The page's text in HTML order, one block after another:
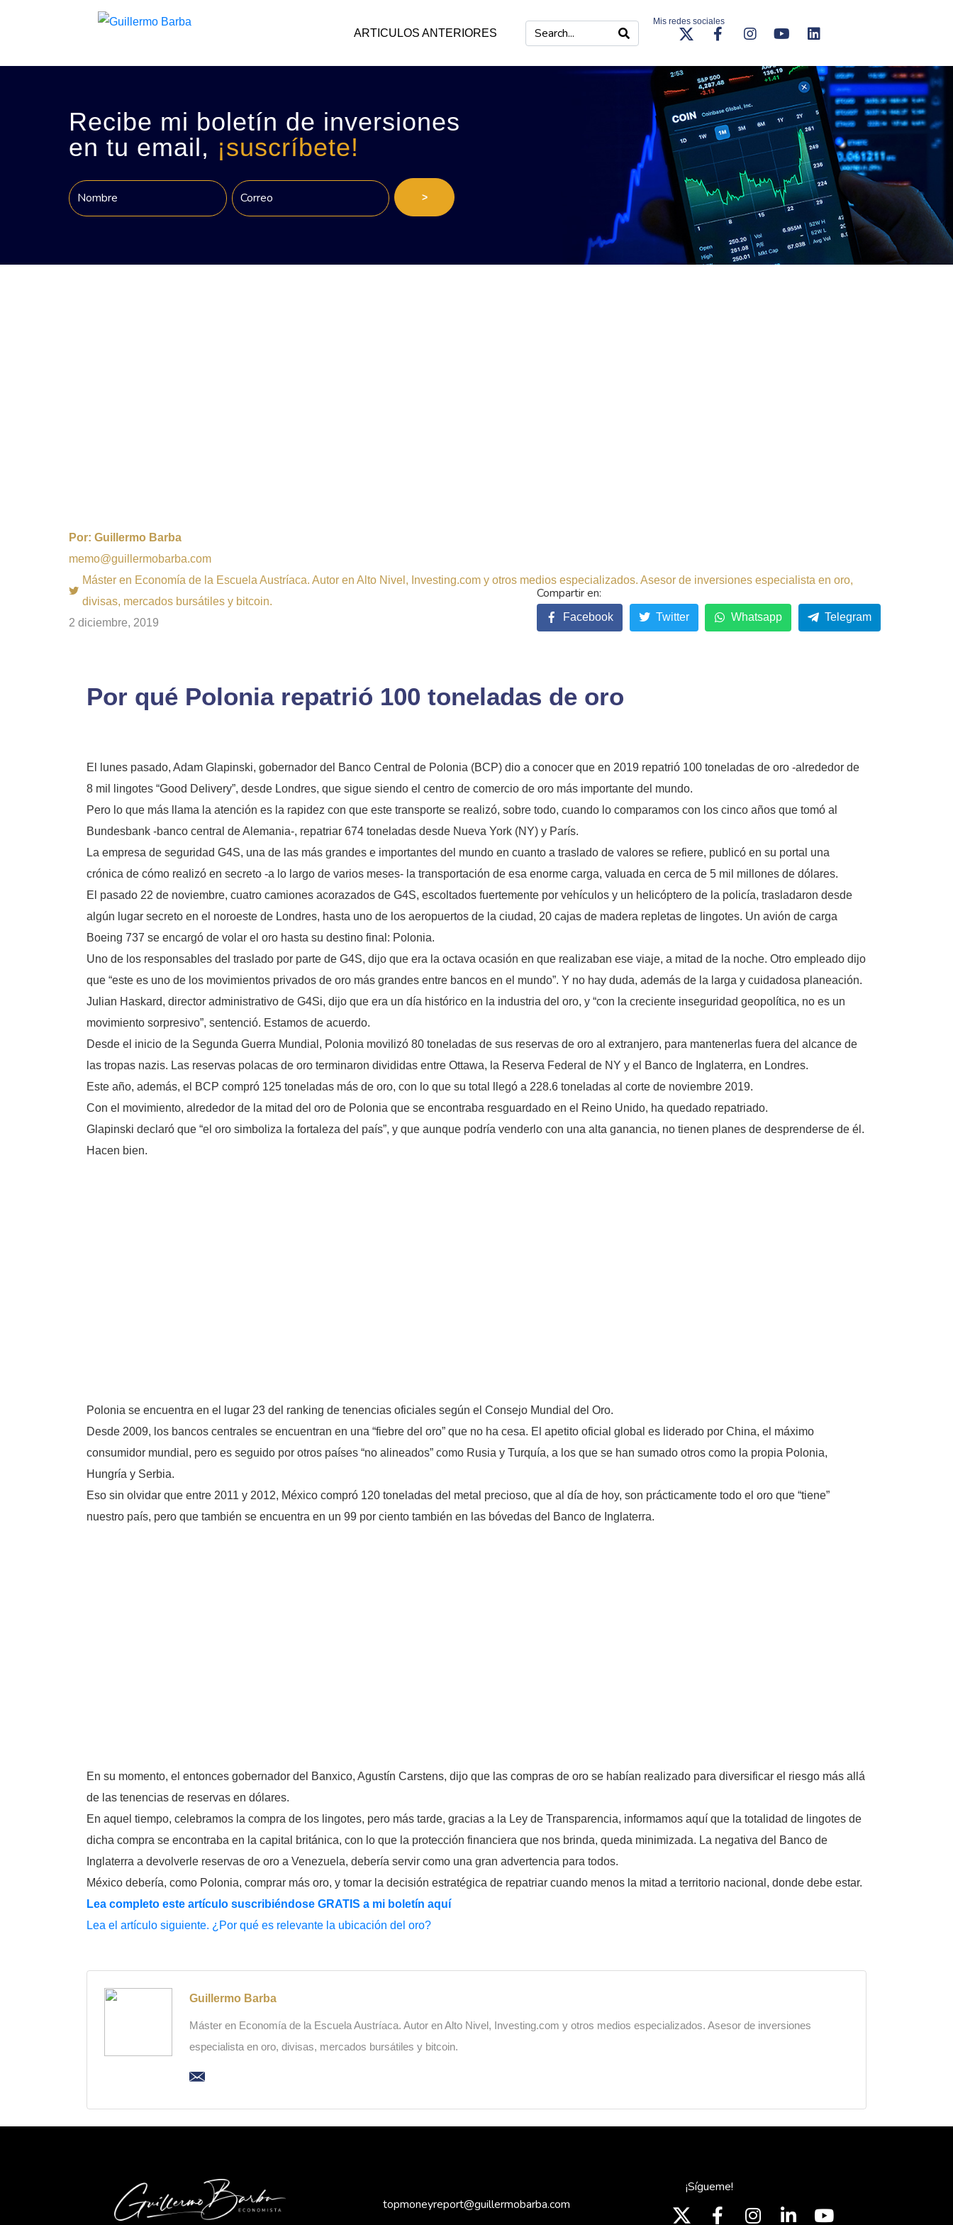
ARTICULOS ANTERIORES
Mis redes sociales
Recibe mi boletín de inversiones
en tu email, ¡suscríbete!
>
Por: Guillermo Barba
memo@guillermobarba.com
Máster en Economía de la Escuela Austríaca. Autor en Alto Nivel, Investing.com y otros medios especializados. Asesor de inversiones especialista en oro,
divisas, mercados bursátiles y bitcoin.
2 diciembre, 2019
Por qué Polonia repatrió 100 toneladas de oro
El lunes pasado, Adam Glapinski, gobernador del Banco Central de Polonia (BCP) dio a conocer que en 2019 repatrió 100 toneladas de oro -alrededor de
8 mil lingotes “Good Delivery”, desde Londres, que sigue siendo el centro de comercio de oro más importante del mundo.
Pero lo que más llama la atención es la rapidez con que este transporte se realizó, sobre todo, cuando lo comparamos con los cinco años que tomó al
Bundesbank -banco central de Alemania-, repatriar 674 toneladas desde Nueva York (NY) y París.
La empresa de seguridad G4S, una de las más grandes e importantes del mundo en cuanto a traslado de valores se refiere, publicó en su portal una
crónica de cómo realizó en secreto -a lo largo de varios meses- la transportación de esa enorme carga, valuada en cerca de 5 mil millones de dólares.
El pasado 22 de noviembre, cuatro camiones acorazados de G4S, escoltados fuertemente por vehículos y un helicóptero de la policía, trasladaron desde
algún lugar secreto en el noroeste de Londres, hasta uno de los aeropuertos de la ciudad, 20 cajas de madera repletas de lingotes. Un avión de carga
Boeing 737 se encargó de volar el oro hasta su destino final: Polonia.
Uno de los responsables del traslado por parte de G4S, dijo que era la octava ocasión en que realizaban ese viaje, a mitad de la noche. Otro empleado dijo
que “este es uno de los movimientos privados de oro más grandes entre bancos en el mundo”. Y no hay duda, además de la larga y cuidadosa planeación.
Julian Haskard, director administrativo de G4Si, dijo que era un día histórico en la industria del oro, y “con la creciente inseguridad geopolítica, no es un
movimiento sorpresivo”, sentenció. Estamos de acuerdo.
Desde el inicio de la Segunda Guerra Mundial, Polonia movilizó 80 toneladas de sus reservas de oro al extranjero, para mantenerlas fuera del alcance de
las tropas nazis. Las reservas polacas de oro terminaron divididas entre Ottawa, la Reserva Federal de NY y el Banco de Inglaterra, en Londres.
Este año, además, el BCP compró 125 toneladas más de oro, con lo que su total llegó a 228.6 toneladas al corte de noviembre 2019.
Con el movimiento, alrededor de la mitad del oro de Polonia que se encontraba resguardado en el Reino Unido, ha quedado repatriado.
Glapinski declaró que “el oro simboliza la fortaleza del país”, y que aunque podría venderlo con una alta ganancia, no tienen planes de desprenderse de él.
Hacen bien.
Polonia se encuentra en el lugar 23 del ranking de tenencias oficiales según el Consejo Mundial del Oro.
Desde 2009, los bancos centrales se encuentran en una “fiebre del oro” que no ha cesa. El apetito oficial global es liderado por China, el máximo
consumidor mundial, pero es seguido por otros países “no alineados” como Rusia y Turquía, a los que se han sumado otros como la propia Polonia,
Hungría y Serbia.
Eso sin olvidar que entre 2011 y 2012, México compró 120 toneladas del metal precioso, que al día de hoy, son prácticamente todo el oro que “tiene”
nuestro país, pero que también se encuentra en un 99 por ciento también en las bóvedas del Banco de Inglaterra.
En su momento, el entonces gobernador del Banxico, Agustín Carstens, dijo que las compras de oro se habían realizado para diversificar el riesgo más allá
de las tenencias de reservas en dólares.
En aquel tiempo, celebramos la compra de los lingotes, pero más tarde, gracias a la Ley de Transparencia, informamos aquí que la totalidad de lingotes de
dicha compra se encontraba en la capital británica, con lo que la protección financiera que nos brinda, queda minimizada. La negativa del Banco de
Inglaterra a devolverle reservas de oro a Venezuela, debería servir como una gran advertencia para todos.
México debería, como Polonia, comprar más oro, y tomar la decisión estratégica de repatriar cuando menos la mitad a territorio nacional, donde debe estar.
Lea completo este artículo suscribiéndose GRATIS a mi boletín aquí
Lea el artículo siguiente. ¿Por qué es relevante la ubicación del oro?
Facebook Twitter Whatsapp Telegram
Guillermo Barba
Máster en Economía de la Escuela Austríaca. Autor en Alto Nivel, Investing.com y otros medios especializados. Asesor de inversiones
especialista en oro, divisas, mercados bursátiles y bitcoin.
topmoneyreport@guillermobarba.com
¡Sígueme!